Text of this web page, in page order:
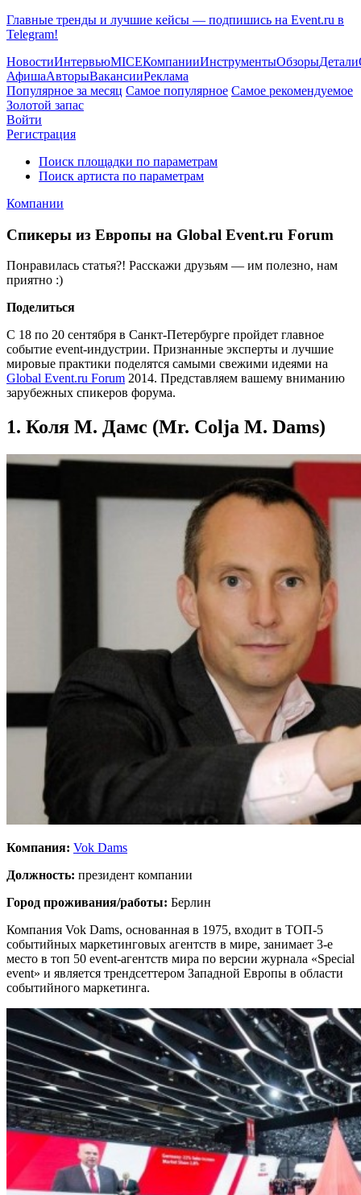
Главные тренды и лучшие кейсы — подпишись на Event.ru в
Telegram!
НовостиИнтервьюMICEКомпанииИнструментыОбзорыДетали
АфишаАвторыВакансииРеклама
Популярное за месяц Самое популярное Самое рекомендуемое
Золотой запас
Войти
Регистрация
Поиск площадки по параметрам
Поиск артиста по параметрам
Компании
Спикеры из Европы на Global Event.ru Forum
Понравилась статья?! Расскажи друзьям — им полезно, нам
приятно :)
Поделиться
С 18 по 20 сентября в Санкт-Петербурге пройдет главное
событие event-индустрии. Признанные эксперты и лучшие
мировые практики поделятся самыми свежими идеями на
Global Event.ru Forum 2014. Представляем вашему вниманию
зарубежных спикеров форума.
1. Коля М. Дамс (Mr. Colja M. Dams)
Компания: Vok Dams
Должность: президент компании
Город проживания/работы: Берлин
Компания Vok Dams, основанная в 1975, входит в ТОП-5
событийных маркетинговых агентств в мире, занимает 3-е
место в топ 50 event-агентств мира по версии журнала «Special
event» и является трендсеттером Западной Европы в области
событийного маркетинга.